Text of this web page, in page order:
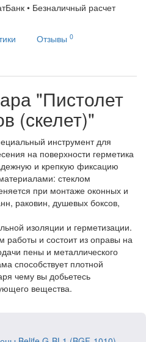
• Безналичный расчет
Отзывы 0
"Пистолет
(скелет)"
инструмент для
на поверхности герметика
и крепкую фиксацию
стеклом
при монтаже оконных и
раковин, душевых боксов,
изоляции и герметизации.
работы и состоит из оправы на
пены и металлического
способствует плотной
чему вы добьетесь
вещества.